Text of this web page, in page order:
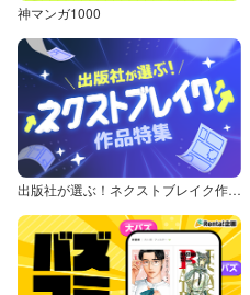
神マンガ1000
出版社が選ぶ！ネクストブレイク作品特集